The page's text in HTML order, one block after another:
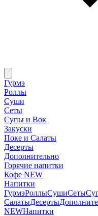
Гурмэ
Роллы
Суши
Сеты
Супы и Вок
Закуски
Поке и Салаты
Десерты
Дополнительно
Горячие напитки
Кофе NEW
Напитки
ГурмэРоллыСушиСеты
СалатыДесерты
NEWНапитки